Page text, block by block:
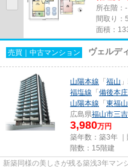
所在階：-
間取り：
面積：
売買｜中古マンション ヴェルデ
山陽本線 「 福山
福塩線 「 備後本庄
山陽本線 「 東福山
広島県福山市三
3,980万円
築年数：築3年 ｜
階数：15階建
新築同様の美しさが残る築浅3年マン